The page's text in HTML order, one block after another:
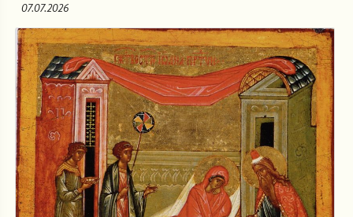
07.07.2026